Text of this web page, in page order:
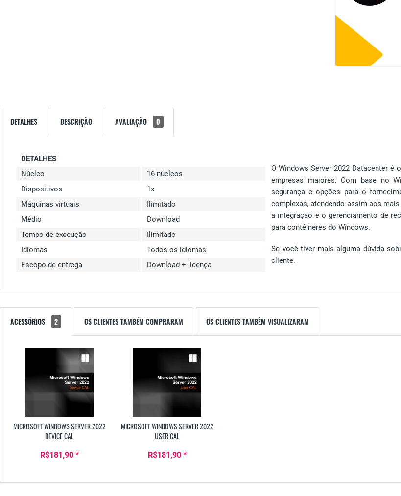
DETALHES DESCRIÇÃO AVALIAÇÃO 0
DETALHES
Núcleo
16 núcleos
Dispositivos
1x
Máquinas virtuais
Ilimitado
Médio
Download
Tempo de execução
Ilimitado
Idiomas
Todos os idiomas
Escopo de entrega
Download + licença
O Windows Server 2022 Datacenter
empresas maiores. Com base no
segurança e opções para o
complexas, atendendo assim aos
a integração e o gerenciamento de
para contêineres do Windows.
Se você tiver mais alguma dúvida
cliente.
ACESSÓRIOS 2 OS CLIENTES TAMBÉM COMPRARAM OS CLIENTES TAMBÉM VISUALIZARAM
MICROSOFT WINDOWS SERVER 2022
DEVICE CAL
R$181,90 *
MICROSOFT WINDOWS SERVER 2022
USER CAL
R$181,90 *